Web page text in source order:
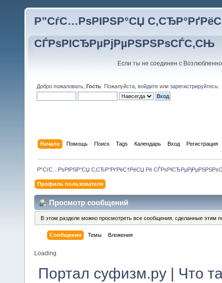
Р”СѓС…РѕРІРЅР°СЏ
СЃРѕРІСЂРµРјРµРЅРЅРѕСЃС‚СЊ
Если ты не соединен с
Добро пожаловать, Гость . Пожалуйста, войдите или зарегистрируйтесь
Начало Помощь Поиск Tags Календарь Вход Регистрация
Р”СѓС…РѕРІРЅР°СЏ С‚СЂР°РґРёС†РёСЏ Рё
Профиль пользователя
Просмотр сообщений
В этом разделе можно просмотреть все сообщения, сделанные этим
Сообщения Темы Вложения
Loading
Портал суфизм.ру| Что